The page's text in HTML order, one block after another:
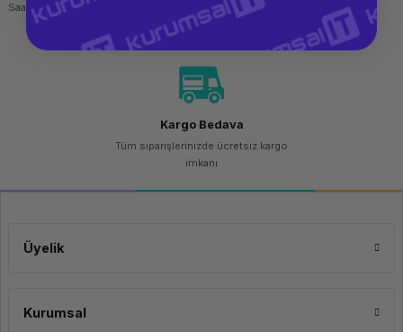
Saat 15.00'a kadar yapılan siparişlerde
256 bit SSL sertifikası
Kargo Bedava
Tüm siparişlerinizde ücretsiz kargo
imkanı
Üyelik
Kurumsal